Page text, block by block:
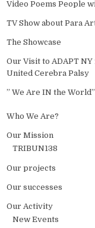
Video Poems People
TV Show about Para
The Showcase
Our Visit to ADAPT
United Cerebra Palsy
” We Are IN the
Who We Are?
Our Mission
TRIBUN138
Our projects
Our successes
Our Activity
New Events